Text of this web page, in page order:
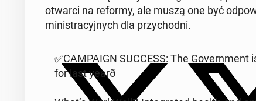
otwarci na reformy, ale muszą one być
mi­ni­stra­cyj­nych dla przy­chod­ni.
✅CAM­PA­IGN SUCCESS: The
for last yearð